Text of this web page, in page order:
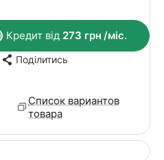
Кредит від 273 грн /міс.
Поділитись
Список вариантов
товара